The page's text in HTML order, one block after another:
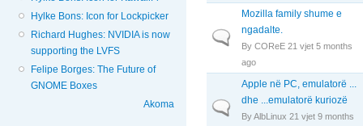
Hylke Bons: Icon for Lockpicker
Richard Hughes: NVIDIA is now
supporting the LVFS
Felipe Borges: The Future of
GNOME Boxes
Akoma
Normal topic
Mozilla family shume e
ngadalte.
ByCOReE 21 vjet 5 months
ago
Normal topic
Apple në PC, emulatorë ...
dhe ...emulatorë kuriozë
ByAlbLinux 21 vjet 9 months